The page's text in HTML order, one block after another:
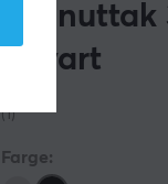
- Svart
(1)
Farge: